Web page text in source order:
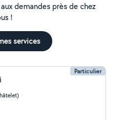
demandes près de chez
!
services
Particulier